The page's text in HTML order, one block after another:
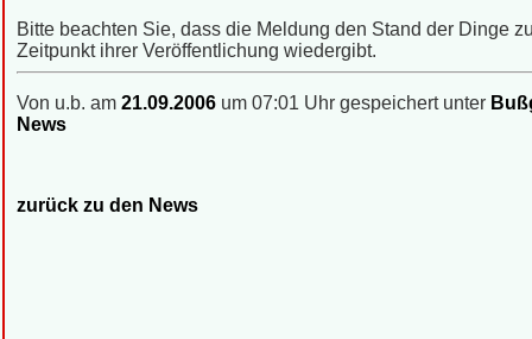
Bitte beachten Sie, dass die Meldung den Stand der Dinge
Zeitpunkt ihrer Veröffentlichung wiedergibt.
Von u.b. am 21.09.2006 um 07:01 Uhr gespeichert unter
News
zurück zu den News